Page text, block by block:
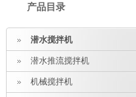
产品目录
潜水搅拌机
潜水推流搅拌机
机械搅拌机